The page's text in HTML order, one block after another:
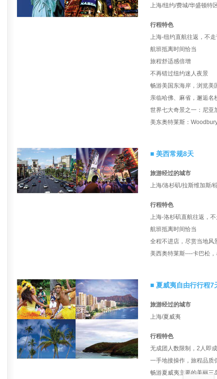
上海/纽约/费城/华盛顿特
行程特色
上海-纽约直航往返，不
航班抵离时间恰当
旅程舒适感倍增
不再错过纽约迷人夜景
畅游美国东海岸，浏览美
亲临哈佛、麻省，邂逅名
世界七大奇景之一：尼亚
美东奥特莱斯：
■ 美西常规8天
旅游经过的城市
上海/洛杉矶/拉斯维加斯/
行程特色
上海-洛杉矶直航往返，
航班抵离时间恰当
全程不进店，尽赏当地风
美西奥特莱斯----卡巴松
■ 夏威夷自由行行程7
旅游经过的城市
上海/夏威夷
行程特色
无成团人数限制，2人即
一手地接操作，旅程品质
畅游夏威夷主要的美丽三
返回顶部